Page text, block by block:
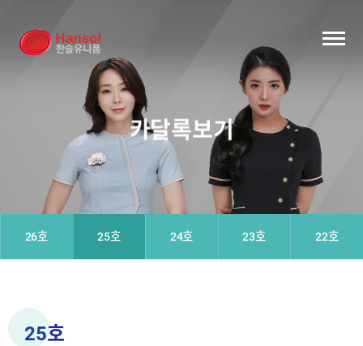
카달록보기
26호 25호 24호 23호 22호
25호